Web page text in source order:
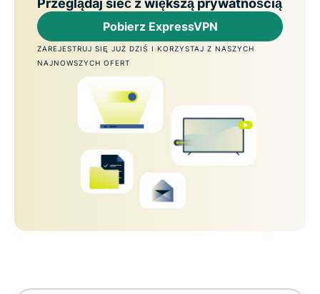
Przeglądaj sieć z większą prywatnością
Pobierz ExpressVPN
ZAREJESTRUJ SIĘ JUŻ DZIŚ I KORZYSTAJ Z NASZYCH
NAJNOWSZYCH OFERT